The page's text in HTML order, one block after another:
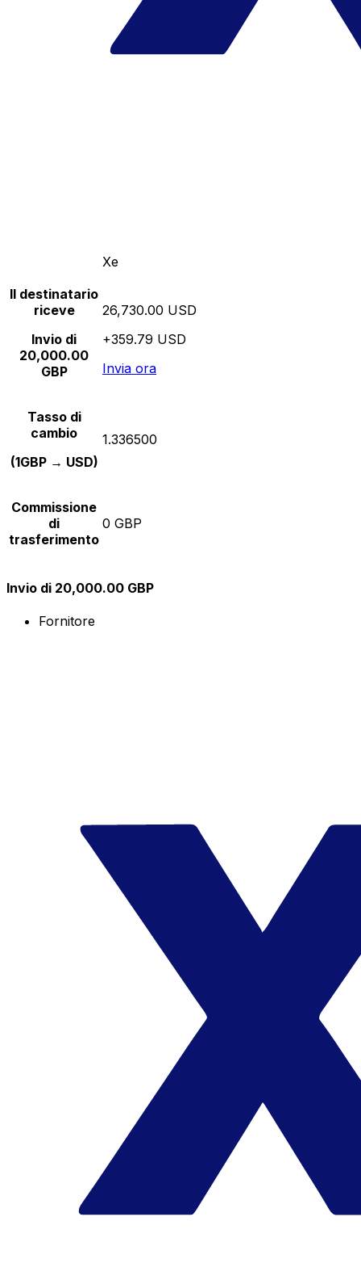
Xe
Il destinatario
riceve
Invio di
20,000.00
GBP
26,730.00 USD
+359.79 USD
Invia ora
Tasso di
cambio
(1GBP → USD)
1.336500
Commissione
di
trasferimento
0 GBP
Invio di 20,000.00 GBP
Fornitore